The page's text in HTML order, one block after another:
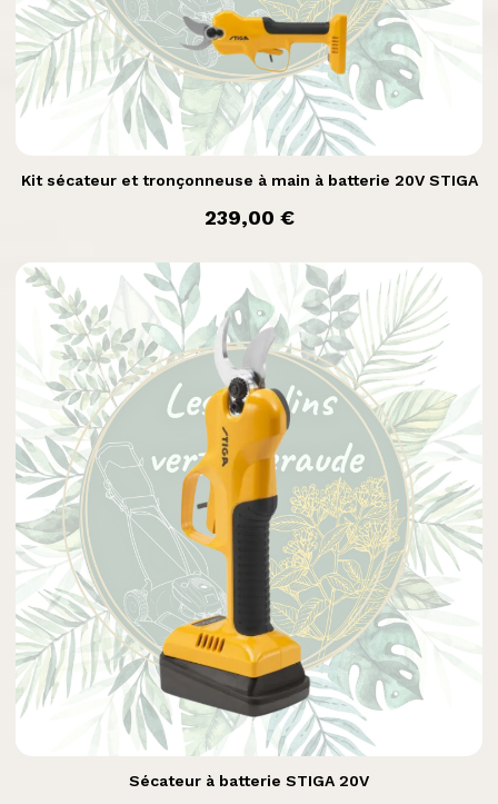
Aperçu rapide
Kit sécateur et tronçonneuse à main à batterie 20V STIGA
prix
239,00 €
Aperçu rapide
Sécateur à batterie STIGA 20V